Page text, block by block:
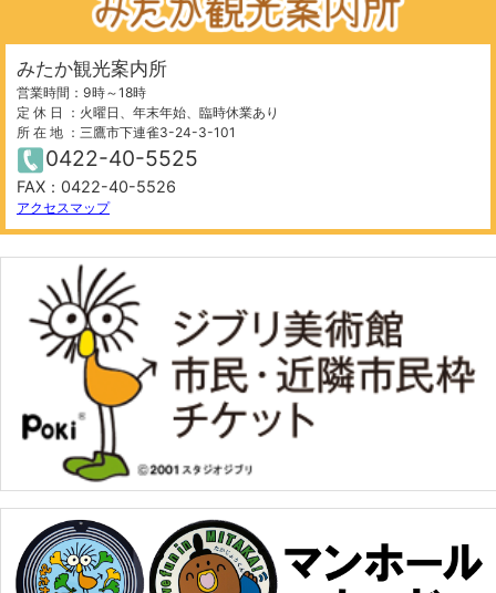
みたか観光案内所
営業時間：9時～18時
定 休 日 ：火曜日、年末年始、臨時休業あり
所 在 地 ：三鷹市下連雀3-24-3-101
0422-40-5525
FAX：0422-40-5526
アクセスマップ